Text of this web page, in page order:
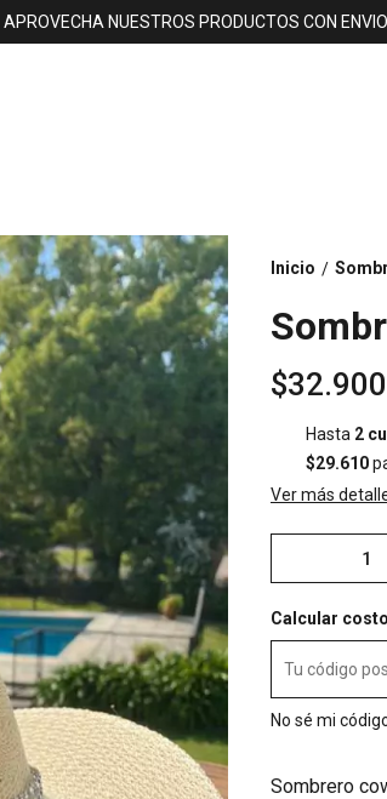
APROVECHA NUESTROS PRODUCTOS CON
Inicio /
$32.900
Hasta 2
$29.610
Ver más
Calcular
No sé mi
Sombrero